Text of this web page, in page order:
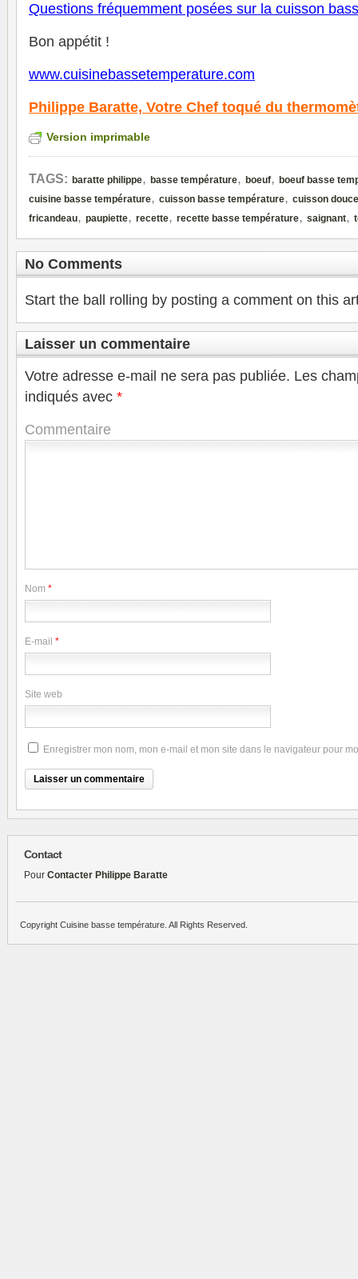
Questions fréquemment posées sur la cuisson
Bon appétit !
www.cuisinebassetemperature.com
Philippe Baratte, Votre Chef toqué du
Version imprimable
TAGS: baratte philippe, basse température, boeuf, boeuf basse
cuisine basse température, cuisson basse température, cuisson douce
fricandeau, paupiette, recette, recette basse température, saignant,
No Comments
Start the ball rolling by posting a comment on this
Laisser un commentaire
Votre adresse e-mail ne sera pas publiée. Les
indiqués avec *
Commentaire
Nom *
E-mail *
Site web
Enregistrer mon nom, mon e-mail et mon site dans le navigateur pour
Contact
Pour Contacter Philippe Baratte
Copyright Cuisine basse température. All Rights Reserved.